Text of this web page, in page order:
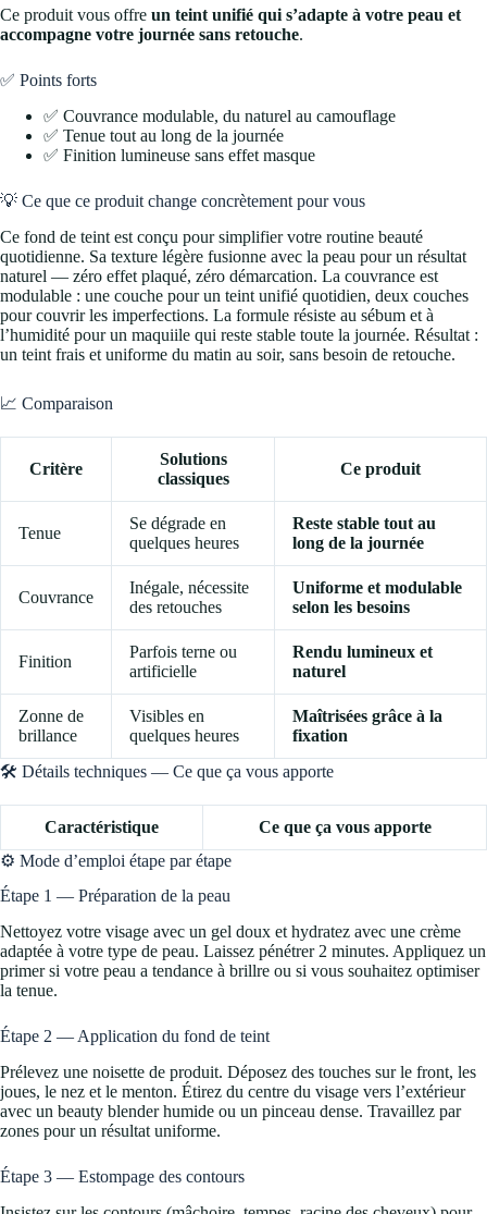
Ce produit vous offre un teint unifié qui s’adapte à votre peau et
accompagne votre journée sans retouche.
✅ Points forts
✅ Couvrance modulable, du naturel au camouflage
✅ Tenue tout au long de la journée
✅ Finition lumineuse sans effet masque
💡 Ce que ce produit change concrètement pour vous
Ce fond de teint est conçu pour simplifier votre routine beauté
quotidienne. Sa texture légère fusionne avec la peau pour un résultat
naturel — zéro effet plaqué, zéro démarcation. La couvrance est
modulable : une couche pour un teint unifié quotidien, deux couches
pour couvrir les imperfections. La formule résiste au sébum et à
l’humidité pour un maquiile qui reste stable toute la journée. Résultat :
un teint frais et uniforme du matin au soir, sans besoin de retouche.
📈 Comparaison
Critère
Solutions
classiques
Ce produit
Tenue
Se dégrade en
quelques heures
Reste stable tout au
long de la journée
Couvrance
Inégale, nécessite
des retouches
Uniforme et modulable
selon les besoins
Finition
Parfois terne ou
artificielle
Rendu lumineux et
naturel
Zonne de
brillance
Visibles en
quelques heures
Maîtrisées grâce à la
fixation
🛠️ Détails techniques — Ce que ça vous apporte
Caractéristique
Ce que ça vous apporte
⚙️ Mode d’emploi étape par étape
Étape 1 — Préparation de la peau
Nettoyez votre visage avec un gel doux et hydratez avec une crème
adaptée à votre type de peau. Laissez pénétrer 2 minutes. Appliquez un
primer si votre peau a tendance à brillre ou si vous souhaitez optimiser
la tenue.
Étape 2 — Application du fond de teint
Prélevez une noisette de produit. Déposez des touches sur le front, les
joues, le nez et le menton. Étirez du centre du visage vers l’extérieur
avec un beauty blender humide ou un pinceau dense. Travaillez par
zones pour un résultat uniforme.
Étape 3 — Estompage des contours